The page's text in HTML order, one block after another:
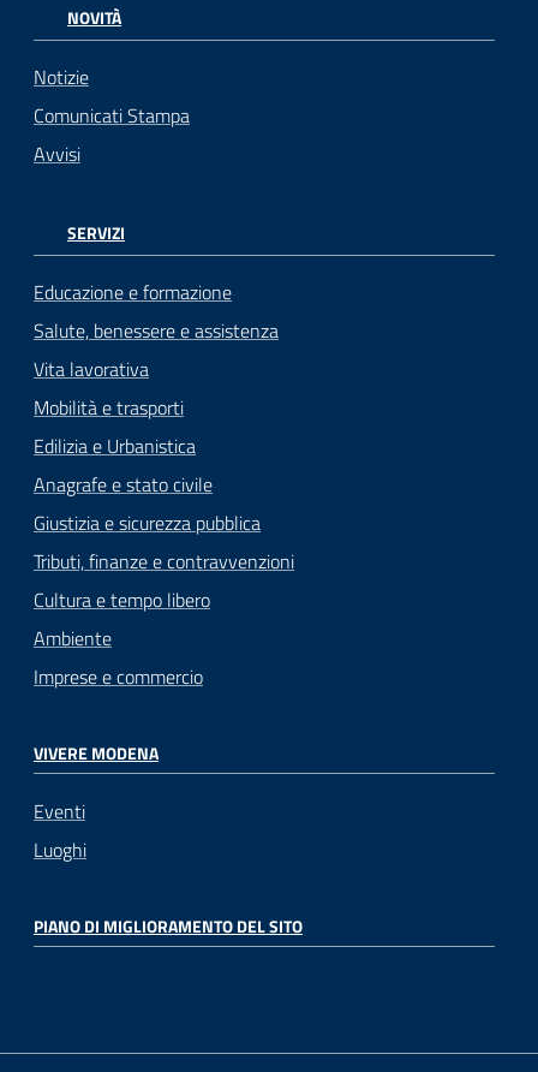
NOVITÀ
Notizie
Comunicati Stampa
Avvisi
SERVIZI
Educazione e formazione
Salute, benessere e assistenza
Vita lavorativa
Mobilità e trasporti
Edilizia e Urbanistica
Anagrafe e stato civile
Giustizia e sicurezza pubblica
Tributi, finanze e contravvenzioni
Cultura e tempo libero
Ambiente
Imprese e commercio
VIVERE MODENA
Eventi
Luoghi
PIANO DI MIGLIORAMENTO DEL SITO